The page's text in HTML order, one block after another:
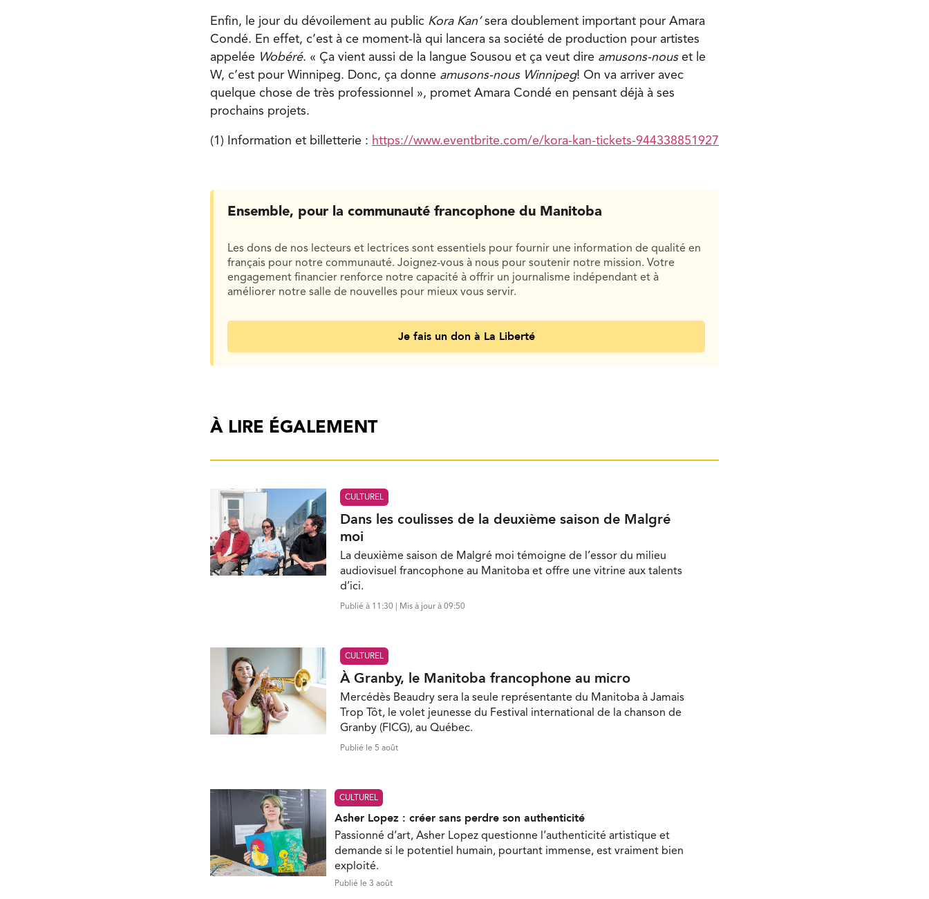
Enfin, le jour du dévoilement au public Kora Kan’sera doublement important pour Amara
Condé. En effet, c’est à ce moment-là qui lancera sa société de production pour artistes
appelée Wobéré. « Ça vient aussi de la langue Sousou et ça veut dire amusons-nous et le
W, c’est pour Winnipeg. Donc, ça donne amusons-nous Winnipeg! On va arriver avec
quelque chose de très professionnel », promet Amara Condé en pensant déjà à ses
prochains projets.
(1) Information et billetterie : https://www.eventbrite.com/e/kora-kan-tickets-944338851927
Ensemble, pour la communauté francophone du Manitoba
Les dons de nos lecteurs et lectrices sont essentiels pour fournir une information de qualité en
français pour notre communauté. Joignez-vous à nous pour soutenir notre mission. Votre
engagement financier renforce notre capacité à offrir un journalisme indépendant et à
améliorer notre salle de nouvelles pour mieux vous servir.
Je fais un don à La Liberté
À LIRE ÉGALEMENT
CULTUREL
Dans les coulisses de la deuxième saison de Malgré
moi
La deuxième saison de Malgré moi témoigne de l’essor du milieu
audiovisuel francophone au Manitoba et offre une vitrine aux talents
d’ici.
Publié à 11:30 | Mis à jour à 09:50
CULTUREL
À Granby, le Manitoba francophone au micro
Mercédès Beaudry sera la seule représentante du Manitoba à Jamais
Trop Tôt, le volet jeunesse du Festival international de la chanson de
Granby (FICG), au Québec.
Publié le 5 août
CULTUREL
Asher Lopez : créer sans perdre son authenticité
Passionné d’art, Asher Lopez questionne l’authenticité artistique et
demande si le potentiel humain, pourtant immense, est vraiment bien
exploité.
Publié le 3 août